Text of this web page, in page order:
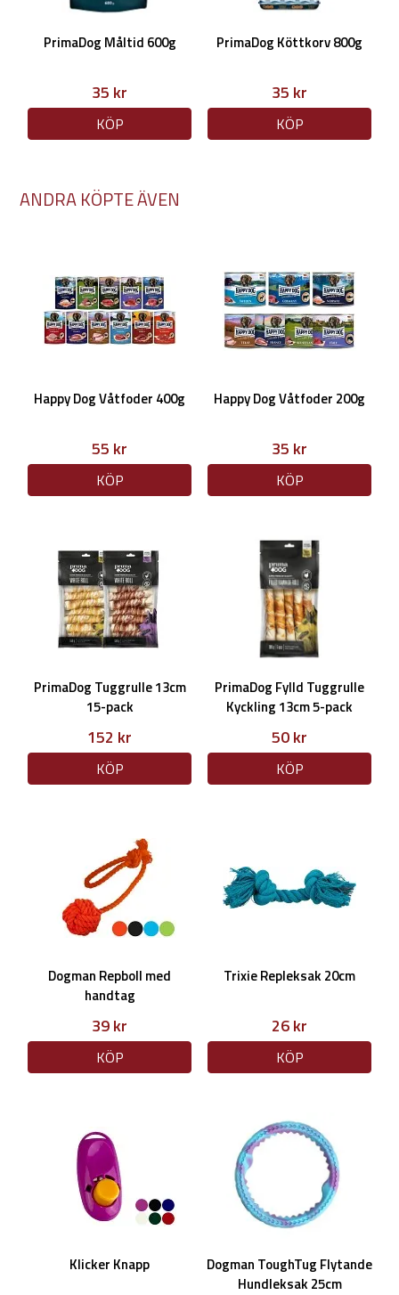
PrimaDog Måltid 600g
35 kr
KÖP
PrimaDog Köttkorv 800g
35 kr
KÖP
ANDRA KÖPTE ÄVEN
Happy Dog Våtfoder 400g
55 kr
KÖP
Happy Dog Våtfoder 200g
35 kr
KÖP
PrimaDog Tuggrulle 13cm
15-pack
152 kr
KÖP
PrimaDog Fylld Tuggrulle
Kyckling 13cm 5-pack
50 kr
KÖP
Dogman Repboll med
handtag
39 kr
KÖP
Trixie Repleksak 20cm
26 kr
KÖP
Klicker Knapp
Dogman ToughTug Flytande
Hundleksak 25cm